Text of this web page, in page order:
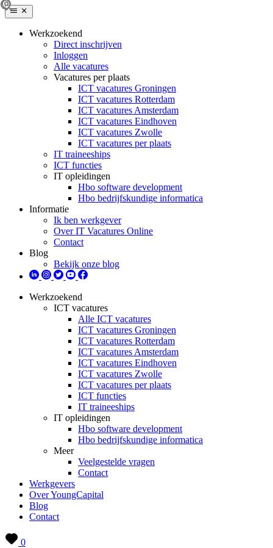
Werkzoekend
Direct inschrijven
Inloggen
Alle vacatures
Vacatures per plaats
ICT vacatures Groningen
ICT vacatures Rotterdam
ICT vacatures Amsterdam
ICT vacatures Eindhoven
ICT vacatures Zwolle
ICT vacatures per plaats
IT traineeships
ICT functies
IT opleidingen
Hbo software development
Hbo bedrijfskundige informatica
Informatie
Ik ben werkgever
Over IT Vacatures Online
Contact
Blog
Bekijk onze blog
Werkzoekend
ICT vacatures
Alle ICT vacatures
ICT vacatures Groningen
ICT vacatures Rotterdam
ICT vacatures Amsterdam
ICT vacatures Eindhoven
ICT vacatures Zwolle
ICT vacatures per plaats
ICT functies
IT traineeships
IT opleidingen
Hbo software development
Hbo bedrijfskundige informatica
Meer
Veelgestelde vragen
Contact
Werkgevers
Over YoungCapital
Blog
Contact
0